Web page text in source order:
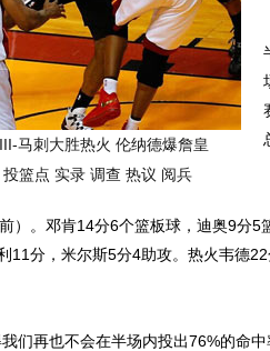
马刺大胜热火 伦纳德爆詹皇
投篮点 实录 调查 热议 阅兵
）。邓肯14分6个篮板球，迪奥9分
11分，米尔斯5分4助攻。热火韦德
再也不会在半场内投出76%的命中